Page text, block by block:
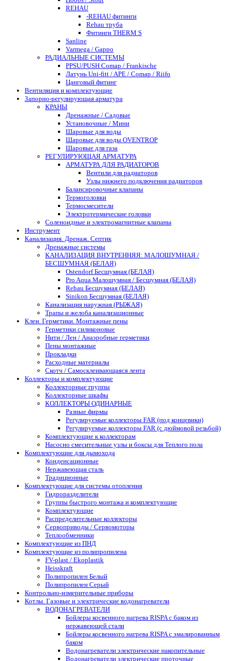
REHAU
-REHAU фитинги
Rehau труба
Фитинги THERM S
Sanline
Varmega / Gappo
РАДИАЛЬНЫЕ СИСТЕМЫ
PPSU/PUSH Comap / Frankische
Латунь Uni-fitt / APE / Comap / Riifo
Цанговый фитинг
Вентиляция и комплектующие
Запорно-регулирующая арматура
КРАНЫ
Дренажные / Садовые
Установочные / Мини
Шаровые для воды
Шаровые для воды OVENTROP
Шаровые для газа
РЕГУЛИРУЮЩАЯ АРМАТУРА
АРМАТУРА ДЛЯ РАДИАТОРОВ
Вентили для радиаторов
Узлы нижнего подключения радиаторов
Балансировочные клапаны
Термоголовки
Термосмесители
Электротермические головки
Соленоидные и электромагнитные клапаны
Инструмент
Канализация. Дренаж. Септик
Дренажные системы
КАНАЛИЗАЦИЯ ВНУТРЕННЯЯ: МАЛОШУМНАЯ /
БЕСШУМНАЯ (БЕЛАЯ)
Ostendorf Бесшумная (БЕЛАЯ)
Pro Aqua Малошумная / Бесшумная (БЕЛАЯ)
Rehau Бесшумная (БЕЛАЯ)
Sinikon Бесшумная (БЕЛАЯ)
Канализация наружная (РЫЖАЯ)
Трапы и желоба канализационные
Клеи. Герметики. Монтажные пены
Герметики силиконовые
Нити / Лен / Анаэробные герметики
Пены монтажные
Прокладки
Расходные материалы
Скотч / Самосклеивающаяся лента
Коллекторы и комплектующие
Коллекторные группы
Коллекторные шкафы
КОЛЛЕКТОРЫ ОДИНАРНЫЕ
Разные фирмы
Регулируемые коллекторы FAR (под концевики)
Регулируемые коллекторы FAR (с дюймовой резьбой)
Комплектующие к коллекторам
Насосно смесительные узлы и боксы для Теплого пола
Комплектующие для дымохода
Конденсационные
Нержавеющая сталь
Традиционные
Комплектующие для системы отопления
Гидроразделители
Группы быстрого монтажа и комплектующие
Комплектующие
Распределительные коллекторы
Сервоприводы / Сервомоторы
Теплообменники
Комплектующие из ПНД
Комплектующие из полипропилена
FV-plast / Ekoplastik
Heisskraft
Полипропилен Белый
Полипропилен Серый
Контрольно-измерительные приборы
Котлы. Газовые и электрические водонагреватели
ВОДОНАГРЕВАТЕЛИ
Бойлеры косвенного нагрева RISPA с баком из
нержавеющей стали
Бойлеры косвенного нагрева RISPA с эмалированным
баком
Водонагреватели электрические накопительные
Водонагреватели электрические проточные